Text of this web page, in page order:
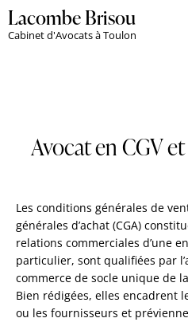
Lacombe Brisou
Cabinet d'Avocats à Toulon
Avocat en CGV
Les conditions générales de
générales d’achat (CGA)
relations commerciales d’une
particulier, sont qualifiées par
commerce de socle unique de
Bien rédigées, elles encadrent
ou les fournisseurs et